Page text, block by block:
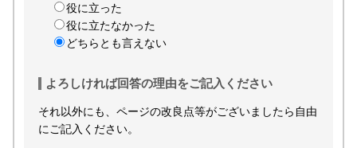
役に立った
役に立たなかった
どちらとも言えない
よろしければ回答の理由をご記入ください
それ以外にも、ページの改良点等がございましたら自由
にご記入ください。